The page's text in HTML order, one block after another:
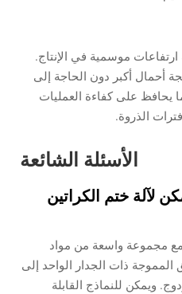
ارتفاعات موسمية في الإنتاج.
أحمال أكبر دون الحاجة إلى
يحافظ على كفاءة العمليات
الذروة.
الأسئلة الشائعة
لآلة ختم الكراتين
مع مجموعة واسعة من مواد
المموجة ذات الجدار الواحد إلى
ويمكن للنماذج القابلة